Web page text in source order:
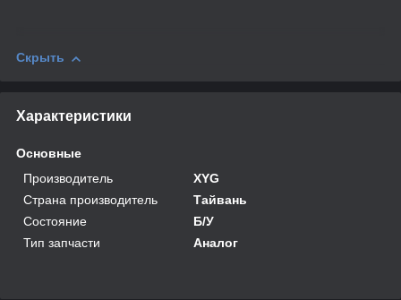
Скрыть
Характеристики
Основные
Производитель
XYG
Страна производитель
Тайвань
Состояние
Б/У
Тип запчасти
Аналог